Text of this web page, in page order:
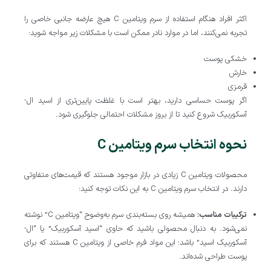
اکثر افراد هنگام استفاده از سرم ویتامین C هیچ عارضه جانبی خاصی را
تجربه نمی‌کنند، اما در موارد نادر ممکن است با مشکلات زیر مواجه شوید:
خشکی پوست
خارش
قرمزی
اگر پوست حساسی دارید، بهتر است با غلظت پایین‌تری از اسید ال-
آسکوربیک شروع کنید تا از بروز مشکلات احتمالی جلوگیری شود.
نحوه انتخاب سرم ویتامین C
محصولات ویتامین C زیادی در بازار موجود هستند که قیمت‌های متفاوتی
دارند. در انتخاب سرم ویتامین C به این نکات توجه کنید:
ترکیبات مناسب:
همیشه روی بسته‌بندی سرم به‌وضوح “ویتامین C” نوشته
نمی‌شود. به دنبال محصولی باشید که حاوی “اسید آسکوربیک” یا “ال-
آسکوربیک اسید” باشد؛ این مواد فرم خاصی از ویتامین C هستند که برای
پوست طراحی شده‌اند.